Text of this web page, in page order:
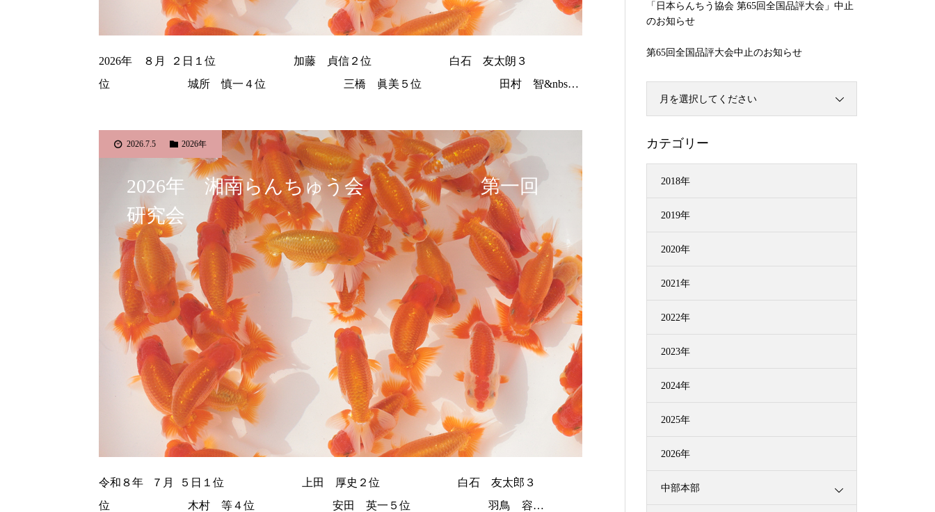
2026年 ８月 ２日１位 加藤 貞信２位 白石 友太朗３
位 城所 慎一４位 三橋 眞美５位 田村 智&nbs…
2026.7.5 2026年
2026年 湘南らんちゅう会 第一回
研究会
令和８年 ７月 ５日１位 上田 厚史２位 白石 友太郎３
位 木村 等４位 安田 英一５位 羽鳥 容…
「日本らんちう協会 第65回全国品評大会」中止
のお知らせ
第65回全国品評大会中止のお知らせ
月を選択してください
カテゴリー
2018年
2019年
2020年
2021年
2022年
2023年
2024年
2025年
2026年
中部本部